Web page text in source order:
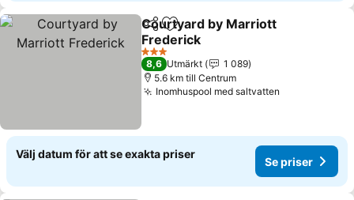
Dela Lägg till i Mina Favoriter
Courtyard by Marriott
Frederick
Se priser
3 Stjärnor
8,6 Utmärkt
1 089
5.6 km till Centrum
Inomhuspool med saltvatten
Välj datum för att se exakta priser
Se priser